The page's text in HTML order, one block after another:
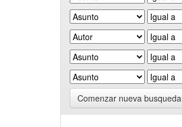
Comenzar nueva busqueda